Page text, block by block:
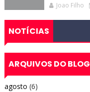
Joao Filho
NOTÍCIAS
ARQUIVOS DO BLOG
agosto (6)